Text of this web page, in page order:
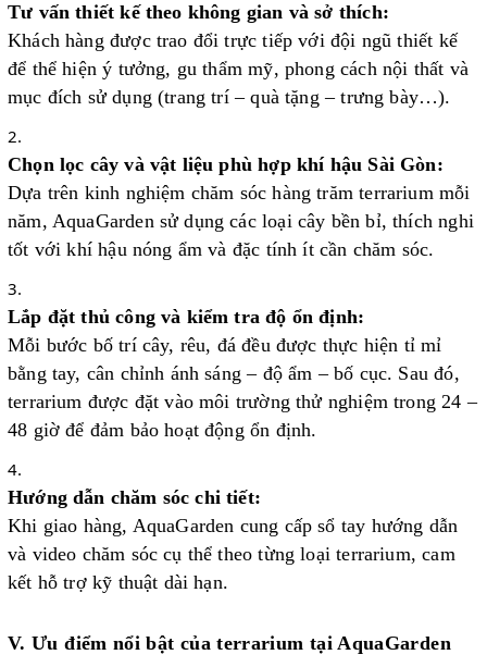
Tư vấn thiết kế theo không gian và sở thích:
Khách hàng được trao đổi trực tiếp với đội ngũ thiết kế
để thể hiện ý tưởng, gu thẩm mỹ, phong cách nội thất và
mục đích sử dụng (trang trí – quà tặng – trưng bày…).
Chọn lọc cây và vật liệu phù hợp khí hậu Sài Gòn:
Dựa trên kinh nghiệm chăm sóc hàng trăm terrarium mỗi
năm, AquaGarden sử dụng các loại cây bền bỉ, thích nghi
tốt với khí hậu nóng ẩm và đặc tính ít cần chăm sóc.
Lắp đặt thủ công và kiểm tra độ ổn định:
Mỗi bước bố trí cây, rêu, đá đều được thực hiện tỉ mỉ
bằng tay, cân chỉnh ánh sáng – độ ẩm – bố cục. Sau đó,
terrarium được đặt vào môi trường thử nghiệm trong 24 –
48 giờ để đảm bảo hoạt động ổn định.
Hướng dẫn chăm sóc chi tiết:
Khi giao hàng, AquaGarden cung cấp sổ tay hướng dẫn
và video chăm sóc cụ thể theo từng loại terrarium, cam
kết hỗ trợ kỹ thuật dài hạn.
V. Ưu điểm nổi bật của terrarium tại AquaGarden